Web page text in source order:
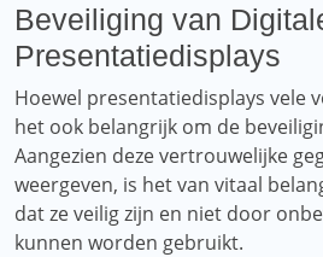
Beveiliging van
Presentatiedisplays
Hoewel presentatiedisplays vele
het ook belangrijk om de
Aangezien deze vertrouwelijke
weergeven, is het van vitaal
dat ze veilig zijn en niet door
kunnen worden gebruikt.